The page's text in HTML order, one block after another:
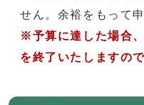
せん。余裕をもって
※予算に達した場合
を終了いたしますの